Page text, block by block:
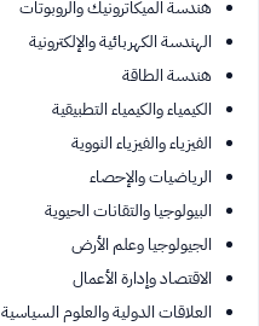
هندسة الميكاترونيك والروبوتات
الهندسة الكهربائية والإلكترونية
هندسة الطاقة
الكيمياء والكيمياء التطبيقية
الفيزياء والفيزياء النووية
الرياضيات والإحصاء
البيولوجيا والتقانات الحيوية
الجيولوجيا وعلم الأرض
الاقتصاد وإدارة الأعمال
العلاقات الدولية والعلوم السياسية